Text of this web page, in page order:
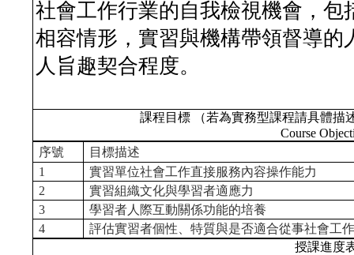
社會工作行業的自我檢視機會，
相容情形，實習與機構帶領督導
人旨趣契合程度。
課程目標 （若為實務型課程請具體描
Course
序號
目標描述
1
實習單位社會工作直接服務內容操作能力
2
實習組織文化與學習者適應力
3
學習者人際互動關係功能的培養
4
評估實習者個性、特質與是否適合從事社會工
授課進度